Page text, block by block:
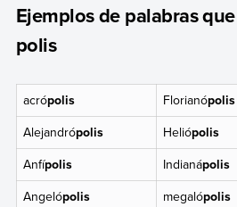
Ejemplos de palabras
polis
acrópolis Florianópolis
Alejandrópolis Heliópolis
Anfípolis Indianápolis
Angelópolis megalópolis